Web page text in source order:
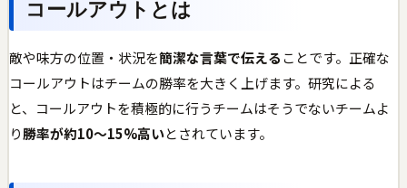
コールアウトとは
敵や味方の位置・状況を簡潔な言葉で伝えることです。正確な
コールアウトはチームの勝率を大きく上げます。研究による
と、コールアウトを積極的に行うチームはそうでないチームよ
り勝率が約10〜15%高いとされています。